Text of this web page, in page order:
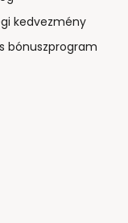
kedvezmény
bónuszprogram